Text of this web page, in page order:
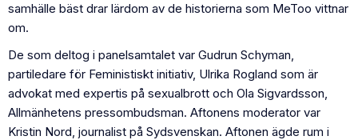
samhälle bäst drar lärdom av de historierna som MeToo vittnar
om.
De som deltog i panelsamtalet var Gudrun Schyman,
partiledare för Feministiskt initiativ, Ulrika Rogland som är
advokat med expertis på sexualbrott och Ola Sigvardsson,
Allmänhetens pressombudsman. Aftonens moderator var
Kristin Nord, journalist på Sydsvenskan. Aftonen ägde rum i